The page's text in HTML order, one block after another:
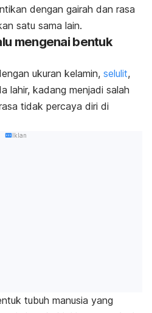
dengan gairah dan rasa
satu sama lain.
mengenai bentuk
ukuran kelamin, selulit,
lahir, kadang menjadi salah
tidak percaya diri di
Iklan
tubuh manusia yang